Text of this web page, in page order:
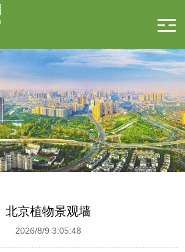
北京植物景观墙
2026/8/9 3:05:48